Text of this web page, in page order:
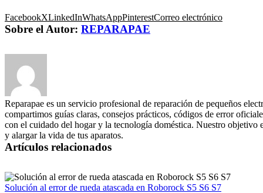
FacebookXLinkedInWhatsAppPinterestCorreo electrónico
Sobre el Autor: REPARAPAE
Reparapae es un servicio profesional de reparación de pequeños
compartimos guías claras, consejos prácticos, códigos de error
con el cuidado del hogar y la tecnología doméstica. Nuestro objetivo
y alargar la vida de tus aparatos.
Artículos relacionados
Solución al error de rueda atascada en Roborock S5 S6 S7